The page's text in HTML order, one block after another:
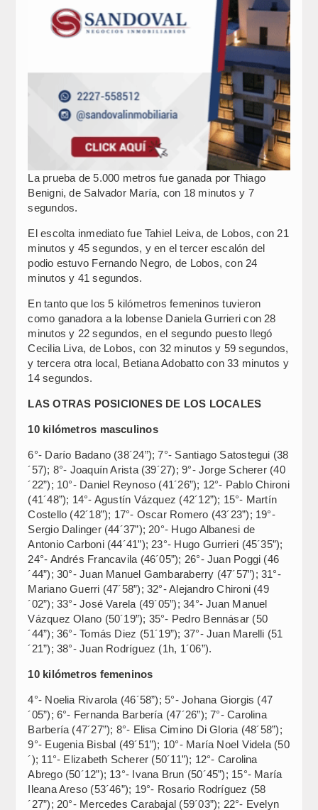
La prueba de 5.000 metros fue ganada por Thiago
Benigni, de Salvador María, con 18 minutos y 7
segundos.
El escolta inmediato fue Tahiel Leiva, de Lobos, con 21
minutos y 45 segundos, y en el tercer escalón del
podio estuvo Fernando Negro, de Lobos, con 24
minutos y 41 segundos.
En tanto que los 5 kilómetros femeninos tuvieron
como ganadora a la lobense Daniela Gurrieri con 28
minutos y 22 segundos, en el segundo puesto llegó
Cecilia Liva, de Lobos, con 32 minutos y 59 segundos,
y tercera otra local, Betiana Adobatto con 33 minutos y
14 segundos.
LAS OTRAS POSICIONES DE LOS LOCALES
10 kilómetros masculinos
6°- Darío Badano (38´24”); 7°- Santiago Satostegui (38
´57); 8°- Joaquín Arista (39´27); 9°- Jorge Scherer (40
´22”); 10°- Daniel Reynoso (41´26”); 12°- Pablo Chironi
(41´48”); 14°- Agustín Vázquez (42´12”); 15°- Martín
Costello (42´18”); 17°- Oscar Romero (43´23”); 19°-
Sergio Dalinger (44´37”); 20°- Hugo Albanesi de
Antonio Carboni (44´41”); 23°- Hugo Gurrieri (45´35”);
24°- Andrés Francavila (46´05”); 26°- Juan Poggi (46
´44”); 30°- Juan Manuel Gambaraberry (47´57”); 31°-
Mariano Guerri (47´58”); 32°- Alejandro Chironi (49
´02”); 33°- José Varela (49´05”); 34°- Juan Manuel
Vázquez Olano (50´19”); 35°- Pedro Bennásar (50
´44”); 36°- Tomás Diez (51´19”); 37°- Juan Marelli (51
´21”); 38°- Juan Rodríguez (1h, 1´06”).
10 kilómetros femeninos
4°- Noelia Rivarola (46´58”); 5°- Johana Giorgis (47
´05”); 6°- Fernanda Barbería (47´26”); 7°- Carolina
Barbería (47´27”); 8°- Elisa Cimino Di Gloria (48´58”);
9°- Eugenia Bisbal (49´51”); 10°- María Noel Videla (50
´); 11°- Elizabeth Scherer (50´11”); 12°- Carolina
Abrego (50´12”); 13°- Ivana Brun (50´45”); 15°- María
Ileana Areso (53´46”); 19°- Rosario Rodríguez (58
´27”); 20°- Mercedes Carabajal (59´03”); 22°- Evelyn